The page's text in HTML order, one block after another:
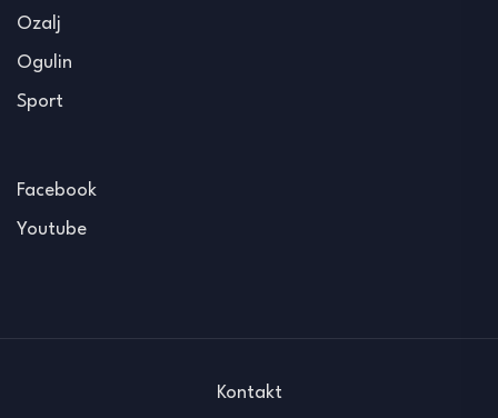
Ozalj
Ogulin
Sport
Facebook
Youtube
Kontakt